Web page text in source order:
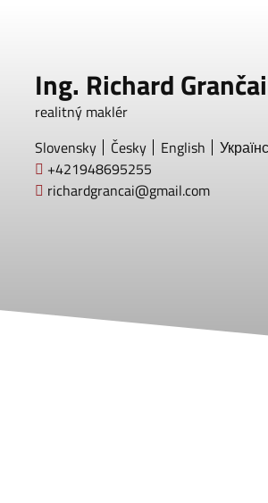
Ing. Richard Grančai
realitný maklér
Slovensky
Česky English
+421948695255
richardgrancai@gmail.com